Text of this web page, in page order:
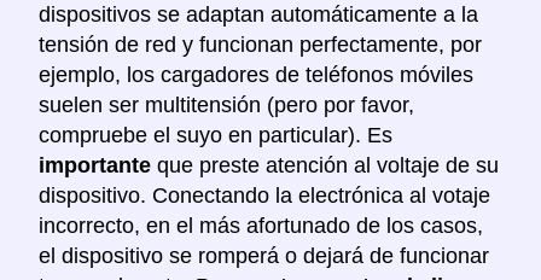
dispositivos se adaptan automáticamente a la
tensión de red y funcionan perfectamente, por
ejemplo, los cargadores de teléfonos móviles
suelen ser multitensión (pero por favor,
compruebe el suyo en particular). Es
importante que preste atención al voltaje de su
dispositivo. Conectando la electrónica al votaje
incorrecto, en el más afortunado de los casos,
el dispositivo se romperá o dejará de funcionar